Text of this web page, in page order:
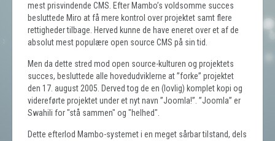
mest prisvindende CMS. Efter Mambo’s voldsomme succes
besluttede Miro at få mere kontrol over projektet samt flere
rettigheder tilbage. Herved kunne de have eneret over et af de
absolut mest populære open source CMS på sin tid.
Men da dette stred mod open source-kulturen og projektets
succes, besluttede alle hovedudviklerne at ”forke” projektet
den 17. august 2005. Derved tog de en (lovlig) komplet kopi og
videreførte projektet under et nyt navn ”Joomla!”. ”Joomla” er
Swahili for "stå sammen" og "helhed".
Dette efterlod Mambo-systemet i en meget sårbar tilstand, dels